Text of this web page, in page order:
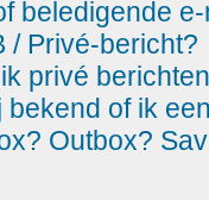
beledigende
/ Privé-bericht?
privé
bekend of ik
Outbox?